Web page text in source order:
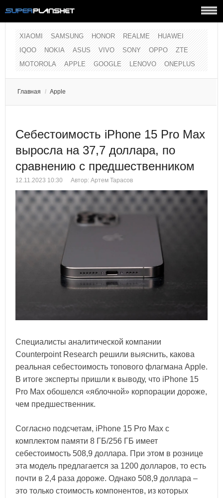
XIAOMI SAMSUNG HONOR REALME
HUAWEI
IQOO
NOKIA ASUS VIVO SONY OPPO
ZTE
MOTOROLA
APPLE GOOGLE LENOVO ONEPLUS
Главная / Apple
Себестоимость iPhone 15 Pro Max
выросла на 37,7 доллара, по
сравнению с предшественником
12.11.2023 10:30 Автор: Артем Тарасов
Специалисты аналитической компании
Counterpoint Research решили выяснить, какова
реальная себестоимость топового флагмана Apple.
В итоге эксперты пришли к выводу, что iPhone 15
Pro Max обошелся «яблочной» корпорации дороже,
чем предшественник.
Согласно подсчетам, iPhone 15 Pro Max с
комплектом памяти 8 ГБ/256 ГБ имеет
себестоимость 508,9 доллара. При этом в рознице
эта модель предлагается за 1200 долларов, то есть
почти в 2,4 раза дороже. Однако 508,9 доллара –
это только стоимость компонентов, из которых